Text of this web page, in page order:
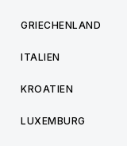
GRIECHENLAND
ITALIEN
KROATIEN
LUXEMBURG